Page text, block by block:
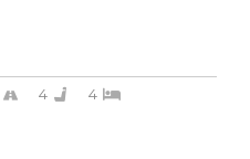
4 4